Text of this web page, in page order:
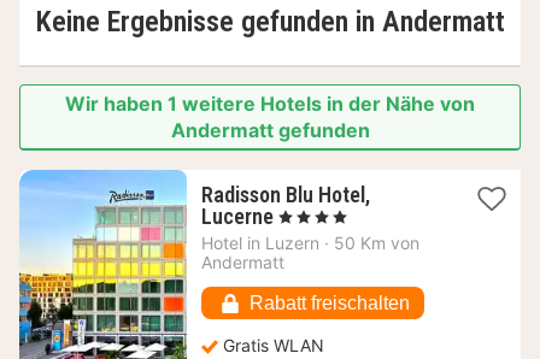
Keine Ergebnisse gefunden in Andermatt
Wir haben 1 weitere Hotels in der Nähe von
Andermatt gefunden
Radisson Blu Hotel,
Lucerne 1
Nacht
ab
€
, 4 Sterne
Hotel in Luzern · 50 Km von
Andermatt
Rabatt freischalten
Gratis WLAN